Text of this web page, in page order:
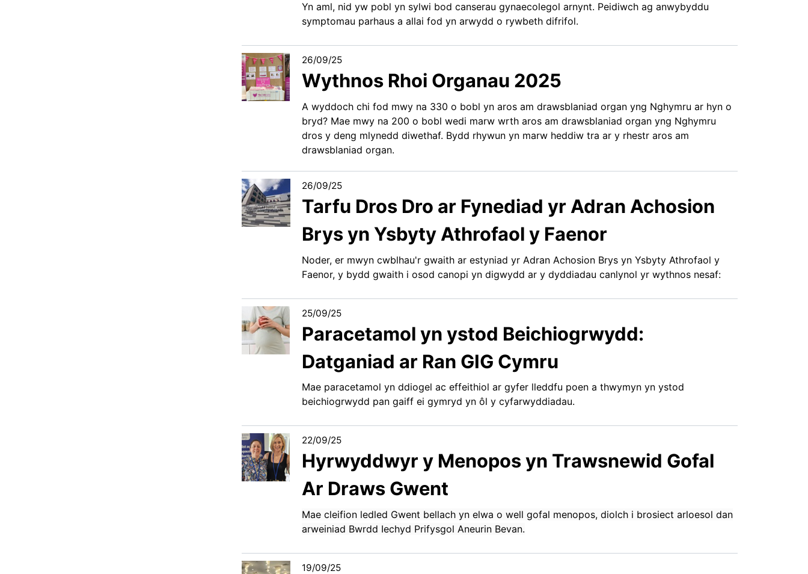
Yn aml, nid yw pobl yn sylwi bod canserau gynaecolegol arnynt. Peidiwch ag anwybyddu
symptomau parhaus a allai fod yn arwydd o rywbeth difrifol.
26/09/25
Wythnos Rhoi Organau 2025
A wyddoch chi fod mwy na 330 o bobl yn aros am drawsblaniad organ yng Nghymru ar hyn o
bryd? Mae mwy na 200 o bobl wedi marw wrth aros am drawsblaniad organ yng Nghymru
dros y deng mlynedd diwethaf. Bydd rhywun yn marw heddiw tra ar y rhestr aros am
drawsblaniad organ.
26/09/25
Tarfu Dros Dro ar Fynediad yr Adran Achosion
Brys yn Ysbyty Athrofaol y Faenor
Noder, er mwyn cwblhau'r gwaith ar estyniad yr Adran Achosion Brys yn Ysbyty Athrofaol y
Faenor, y bydd gwaith i osod canopi yn digwydd ar y dyddiadau canlynol yr wythnos nesaf:
25/09/25
Paracetamol yn ystod Beichiogrwydd:
Datganiad ar Ran GIG Cymru
Mae paracetamol yn ddiogel ac effeithiol ar gyfer lleddfu poen a thwymyn yn ystod
beichiogrwydd pan gaiff ei gymryd yn ôl y cyfarwyddiadau.
22/09/25
Hyrwyddwyr y Menopos yn Trawsnewid Gofal
Ar Draws Gwent
Mae cleifion ledled Gwent bellach yn elwa o well gofal menopos, diolch i brosiect arloesol dan
arweiniad Bwrdd Iechyd Prifysgol Aneurin Bevan.
19/09/25